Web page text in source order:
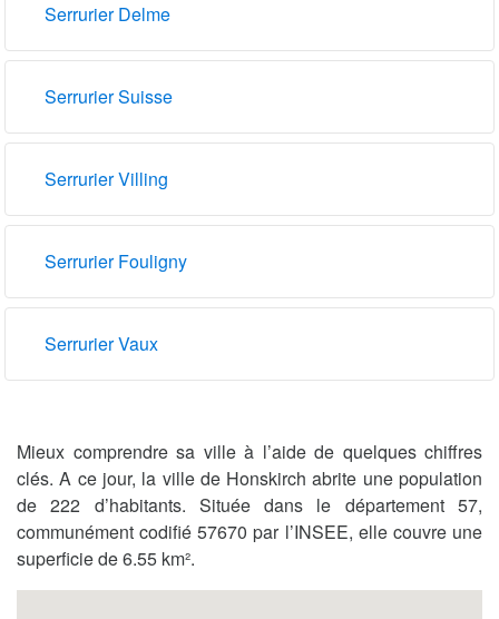
Serrurier Delme
Serrurier Suisse
Serrurier Villing
Serrurier Fouligny
Serrurier Vaux
Mieux comprendre sa ville à l’aide de quelques chiffres
clés. A ce jour, la ville de Honskirch abrite une population
de 222 d’habitants. Située dans le département 57,
communément codifié 57670 par l’INSEE, elle couvre une
superficie de 6.55 km².